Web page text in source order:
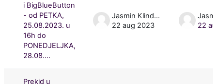
i BigBlueButton
- od PETKA,
25.08.2023. u
16h do
PONEDJELJKA,
28.08....
Jasmin Klindžić
22 aug 2023
22
Prekid u